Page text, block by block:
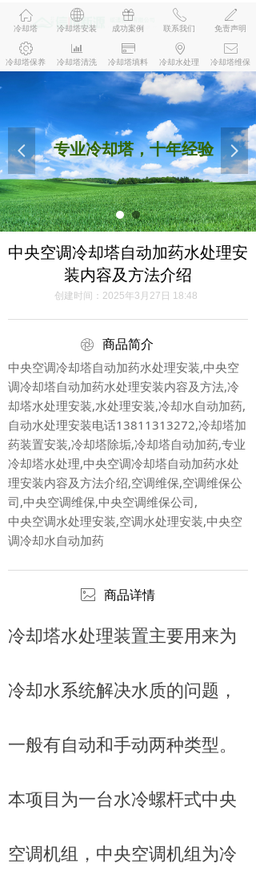
ꂉ
冷却塔保养
ꀄ
冷却塔清洗
ꀔ
冷却塔填料
ꄹ
冷却水处理
ꂘ
冷却塔维保
专业冷却塔，十年经验
넳 넲
ꀇ
冷却塔
ꄓ
冷却塔安装
ꁠ
成功案例
ꂅ
联系我们
ꄅ
免责声明
中央空调冷却塔自动加药水处理安
装内容及方法介绍
商品简介
创建时间： 2025年3月27日 18:48
中央空调冷却塔自动加药水处理安装,中央空
调冷却塔自动加药水处理安装内容及方法,冷
却塔水处理安装,水处理安装,冷却水自动加药,
自动水处理安装电话13811313272,冷却塔加
药装置安装,冷却塔除垢,冷却塔自动加药,专业
冷却塔水处理,中央空调冷却塔自动加药水处
理安装内容及方法介绍,空调维保,空调维保公
司,中央空调维保,中央空调维保公司,
中央空调水处理安装,空调水处理安装,中央空
调冷却水自动加药
商品详情
冷却塔水处理装置主要用来为
冷却水系统解决水质的问题，
一般有自动和手动两种类型。
本项目为一台水冷螺杆式中央
空调机组，中央空调机组为冷
ꁵ
ꂈ